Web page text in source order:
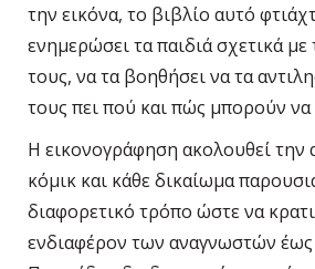
την εικόνα, το βιβλίο αυτό
ενημερώσει τα παιδιά σχετικά με
τους, να τα βοηθήσει να τα
τους πει πού και πώς μπορούν να
Η εικονογράφηση ακολουθεί την
κόμικ και κάθε δικαίωμα
διαφορετικό τρόπο ώστε να
ενδιαφέρον των αναγνωστών έως